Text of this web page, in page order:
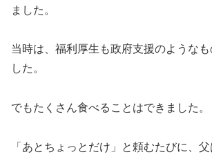
ました。
当時は、福利厚生も政府支援のような
した。
でもたくさん食べることはできました。
「あとちょっとだけ」と頼むたびに、